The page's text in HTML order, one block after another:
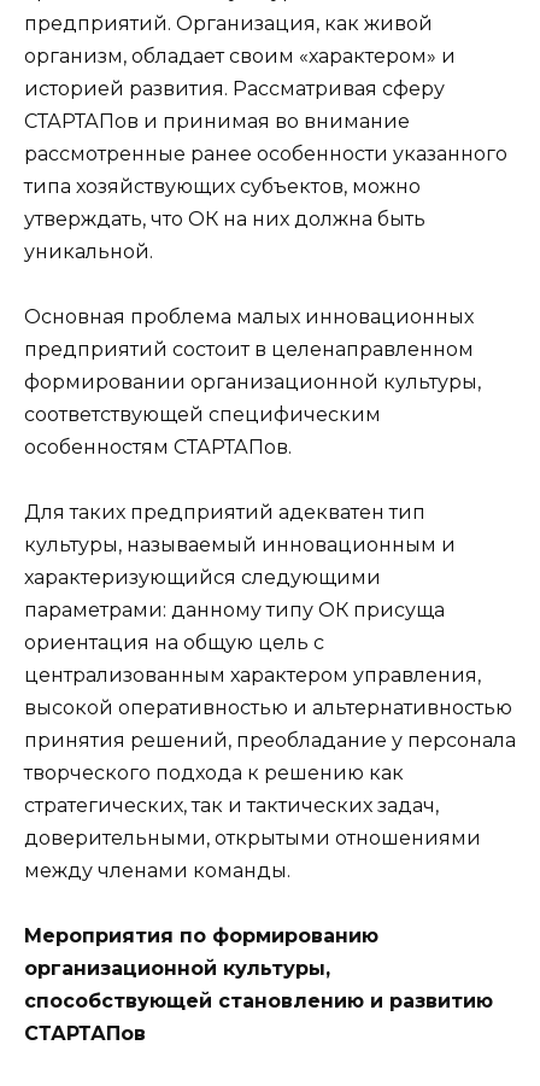
предприятий. Организация, как живой
организм, обладает своим «характером» и
историей развития. Рассматривая сферу
СТАРТАПов и принимая во внимание
рассмотренные ранее особенности указанного
типа хозяйствующих субъектов, можно
утверждать, что ОК на них должна быть
уникальной.
Основная проблема малых инновационных
предприятий состоит в целенаправленном
формировании организационной культуры,
соответствующей специфическим
особенностям СТАРТАПов.
Для таких предприятий адекватен тип
культуры, называемый инновационным и
характеризующийся следующими
параметрами: данному типу ОК присуща
ориентация на общую цель с
централизованным характером управления,
высокой оперативностью и альтернативностью
принятия решений, преобладание у персонала
творческого подхода к решению как
стратегических, так и тактических задач,
доверительными, открытыми отношениями
между членами команды.
Мероприятия по формированию
организационной культуры,
способствующей становлению и развитию
СТАРТАПов